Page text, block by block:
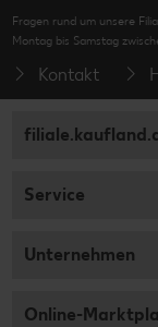
Fragen rund um unsere
Montag bis Samstag
Kontakt
Service
Unternehmen
Online-